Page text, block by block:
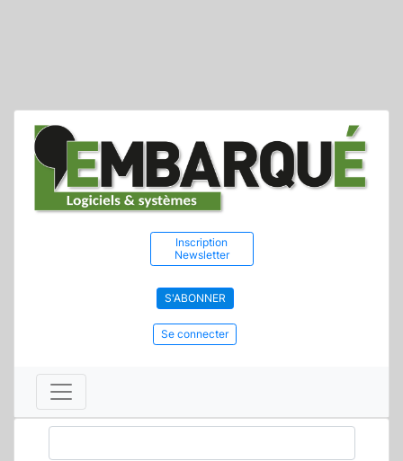
Inscription
Newsletter
S'ABONNER
Se connecter